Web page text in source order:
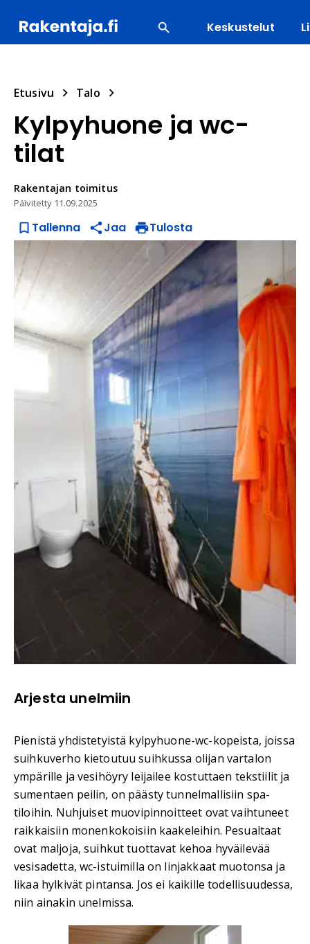
Keskustelut
Etusivu Talo
Kylpyhuone ja wc-
tilat
Rakentajan toimitus
Päivitetty 11.09.2025
Tallenna Jaa Tulosta
Arjesta unelmiin
Pienistä yhdistetyistä kylpyhuone-wc-kopeista, joissa
suihkuverho kietoutuu suihkussa olijan vartalon
ympärille ja vesihöyry leijailee kostuttaen tekstiilit ja
sumentaen peilin, on päästy tunnelmallisiin spa-
tiloihin. Nuhjuiset muovipinnoitteet ovat vaihtuneet
raikkaisiin monenkokoisiin kaakeleihin. Pesualtaat
ovat maljoja, suihkut tuottavat kehoa hyväilevää
vesisadetta, wc-istuimilla on linjakkaat muotonsa ja
likaa hylkivät pintansa. Jos ei kaikille todellisuudessa,
niin ainakin unelmissa.